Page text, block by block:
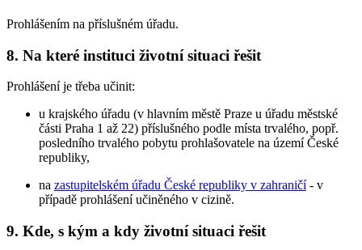
Prohlášením na příslušném úřadu.
8. Na které instituci životní situaci řešit
Prohlášení je třeba učinit:
u krajského úřadu (v hlavním městě Praze u úřadu městské
části Praha 1 až 22) příslušného podle místa trvalého, popř.
posledního trvalého pobytu prohlašovatele na území České
republiky,
na zastupitelském úřadu České republiky v zahraničí- v
případě prohlášení učiněného v cizině.
9. Kde, s kým a kdy životní situaci řešit